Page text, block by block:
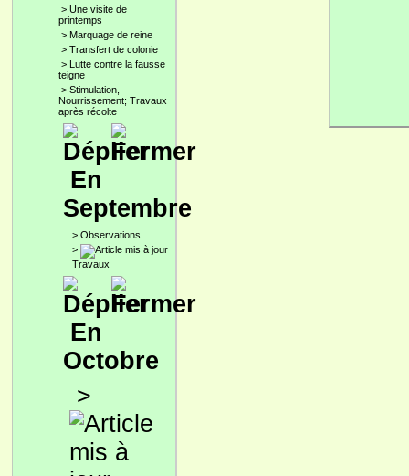
> Une visite de
printemps
> Marquage de reine
> Transfert de colonie
> Lutte contre la fausse
teigne
> Stimulation,
Nourrissement; Travaux
après récolte
En
Septembre
> Observations
>
Travaux
En
Octobre
>